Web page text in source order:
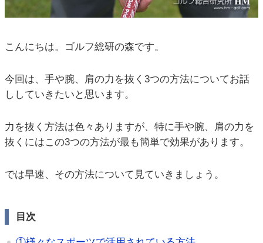
こんにちは。ゴルフ総研の森です。
今回は、手や腕、肩の力を抜く3つの方法についてお話
ししていきたいと思います。
力を抜く方法は色々ありますが、特に手や腕、肩の力を
抜くにはこの3つの方法が最も簡単で効果があります。
では早速、その方法について見ていきましょう。
目次